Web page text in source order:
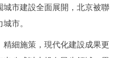
城市建設全面展開，北京被聯
市。
細施策，現代化建設成果更